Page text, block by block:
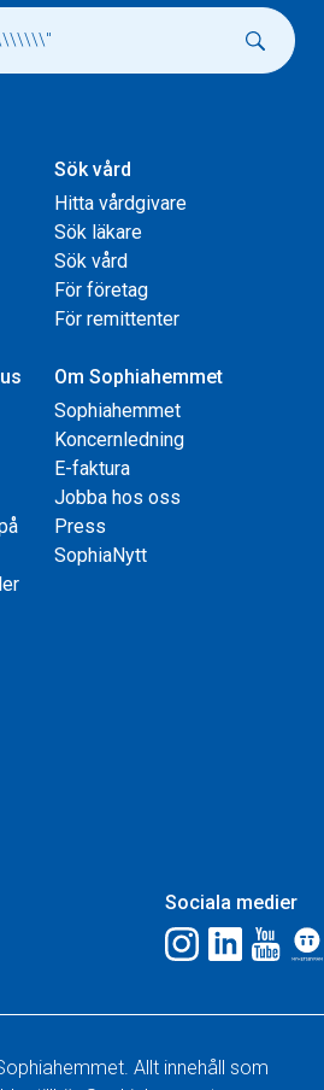
Sök vård
Hitta vårdgivare
Sök läkare
Sök vård
För företag
För remittenter
Om Sophiahemmet
Sophiahemmet
Koncernledning
E-faktura
Jobba hos oss
Press
SophiaNytt
Sociala medier
Allt innehåll som